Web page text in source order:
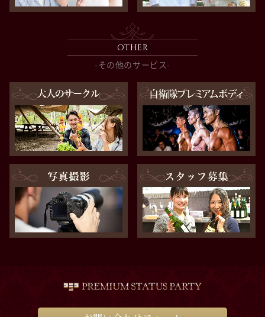
OTHER
-その他のサービス-